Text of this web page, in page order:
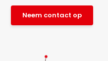
Neem contact op